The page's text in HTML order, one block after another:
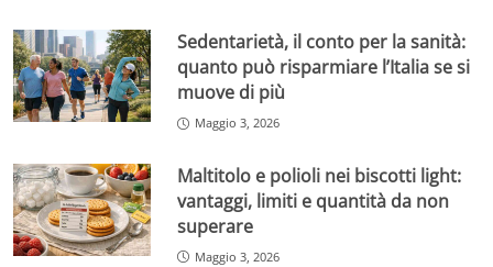
Sedentarietà, il conto per la sanità:
quanto può risparmiare l’Italia se si
muove di più
Maggio 3, 2026
Maltitolo e polioli nei biscotti light:
vantaggi, limiti e quantità da non
superare
Maggio 3, 2026